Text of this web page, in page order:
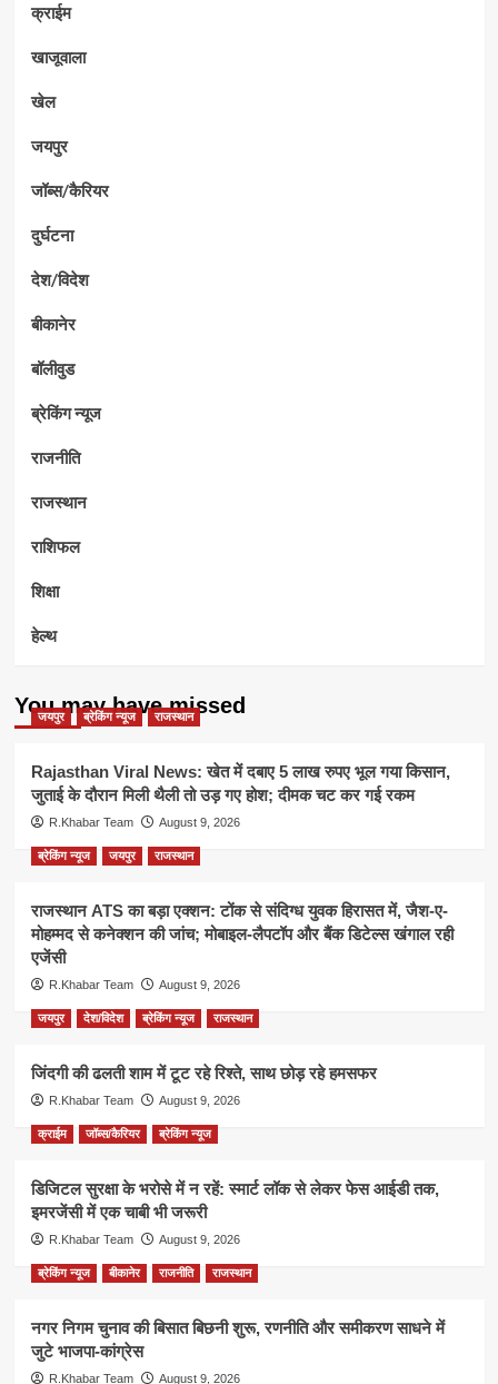
क्राईम
खाजूवाला
खेल
जयपुर
जॉब्स/कैरियर
दुर्घटना
देश/विदेश
बीकानेर
बॉलीवुड
ब्रेकिंग न्यूज
राजनीति
राजस्थान
राशिफल
शिक्षा
हेल्थ
You may have missed
जयपुर ब्रेकिंग न्यूज राजस्थान
Rajasthan Viral News: खेत में दबाए 5 लाख रुपए भूल गया किसान,
जुताई के दौरान मिली थैली तो उड़ गए होश; दीमक चट कर गई रकम
R.Khabar Team August 9, 2026
ब्रेकिंग न्यूज जयपुर राजस्थान
राजस्थान ATS का बड़ा एक्शन: टोंक से संदिग्ध युवक हिरासत में, जैश-ए-
मोहम्मद से कनेक्शन की जांच; मोबाइल-लैपटॉप और बैंक डिटेल्स खंगाल रही
एजेंसी
R.Khabar Team August 9, 2026
जयपुर देश/विदेश ब्रेकिंग न्यूज राजस्थान
जिंदगी की ढलती शाम में टूट रहे रिश्ते, साथ छोड़ रहे हमसफर
R.Khabar Team August 9, 2026
क्राईम जॉब्स/कैरियर ब्रेकिंग न्यूज
डिजिटल सुरक्षा के भरोसे में न रहें: स्मार्ट लॉक से लेकर फेस आईडी तक,
इमरजेंसी में एक चाबी भी जरूरी
R.Khabar Team August 9, 2026
ब्रेकिंग न्यूज बीकानेर राजनीति राजस्थान
नगर निगम चुनाव की बिसात बिछनी शुरू, रणनीति और समीकरण साधने में
जुटे भाजपा-कांग्रेस
R.Khabar Team August 9, 2026